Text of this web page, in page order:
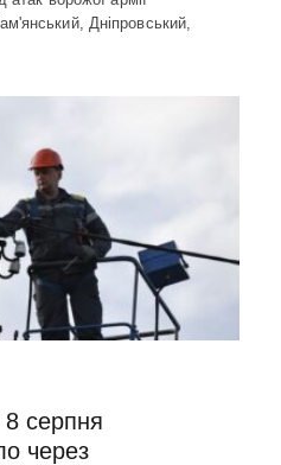
Дніпровський,
серпня
через